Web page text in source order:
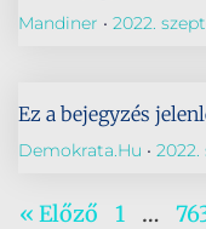
Mandiner 2022.
Ez a bejegyzés
Demokrata.hu 2022.
« Előző 1 …